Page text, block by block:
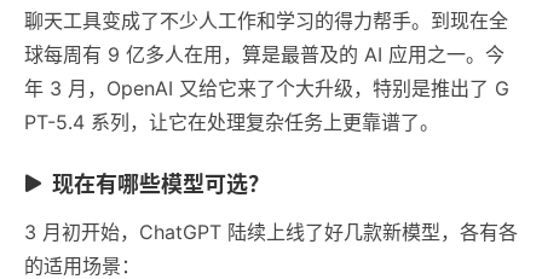
聊天工具变成了不少人工作和学习的得力帮手。到现在全
球每周有 9 亿多人在用，算是最普及的 AI 应用之一。今
年 3 月，OpenAI 又给它来了个大升级，特别是推出了 G
PT-5.4 系列，让它在处理复杂任务上更靠谱了。
现在有哪些模型可选？
3 月初开始，ChatGPT 陆续上线了好几款新模型，各有各
的适用场景：